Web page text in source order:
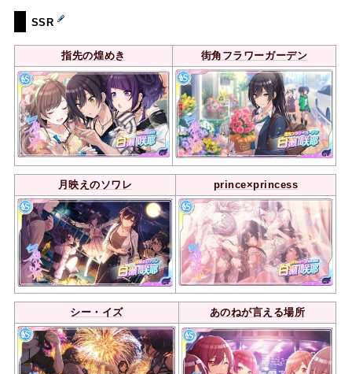
SSR
指先の煌めき 街角フラワーガーデン
月映えのソワレ prince×princess
シー・イズ あのねが言える場所